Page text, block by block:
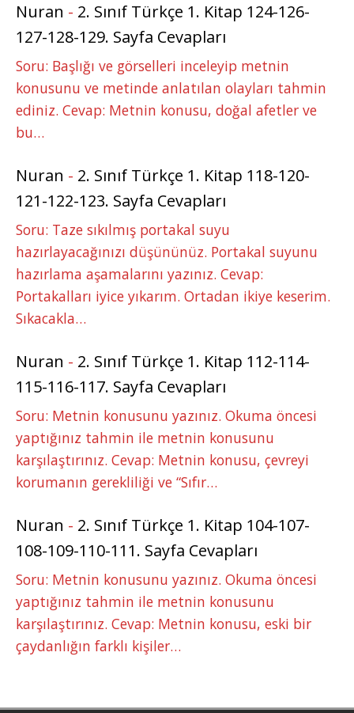
Nuran - 2. Sınıf Türkçe 1. Kitap 124-126-
127-128-129. Sayfa Cevapları
Soru: Başlığı ve görselleri inceleyip metnin
konusunu ve metinde anlatılan olayları tahmin
ediniz. Cevap: Metnin konusu, doğal afetler ve
bu…
Nuran - 2. Sınıf Türkçe 1. Kitap 118-120-
121-122-123. Sayfa Cevapları
Soru: Taze sıkılmış portakal suyu
hazırlayacağınızı düşününüz. Portakal suyunu
hazırlama aşamalarını yazınız. Cevap:
Portakalları iyice yıkarım. Ortadan ikiye keserim.
Sıkacakla…
Nuran - 2. Sınıf Türkçe 1. Kitap 112-114-
115-116-117. Sayfa Cevapları
Soru: Metnin konusunu yazınız. Okuma öncesi
yaptığınız tahmin ile metnin konusunu
karşılaştırınız. Cevap: Metnin konusu, çevreyi
korumanın gerekliliği ve “Sıfır…
Nuran - 2. Sınıf Türkçe 1. Kitap 104-107-
108-109-110-111. Sayfa Cevapları
Soru: Metnin konusunu yazınız. Okuma öncesi
yaptığınız tahmin ile metnin konusunu
karşılaştırınız. Cevap: Metnin konusu, eski bir
çaydanlığın farklı kişiler…